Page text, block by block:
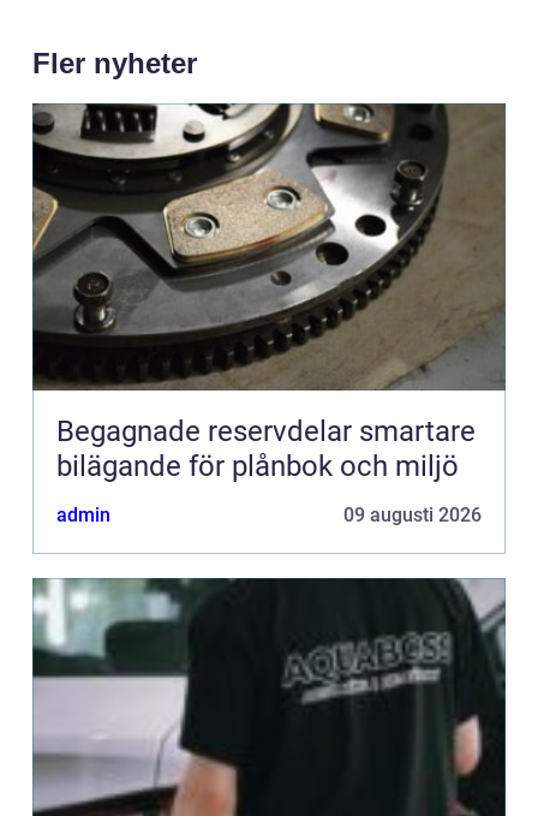
Fler nyheter
Begagnade reservdelar smartare
bilägande för plånbok och miljö
admin 09 augusti 2026